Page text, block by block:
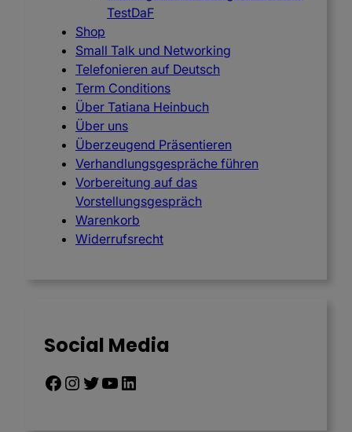
TestDaF
Shop
Small Talk und Networking
Telefonieren auf Deutsch
Term Conditions
Über Tatiana Heinbuch
Über uns
Überzeugend Präsentieren
Verhandlungsgespräche führen
Vorbereitung auf das
Vorstellungsgespräch
Warenkorb
Widerrufsrecht
Social Media
Facebook Instagram Twitter YouTube LinkedIn